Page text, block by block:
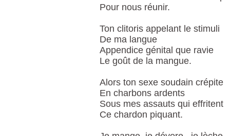
Pour nous réunir.
Ton clitoris appelant le stimuli
De ma langue
Appendice génital que ravie
Le goût de la mangue.
Alors ton sexe soudain crépite
En charbons ardents
Sous mes assauts qui effritent
Ce chardon piquant.